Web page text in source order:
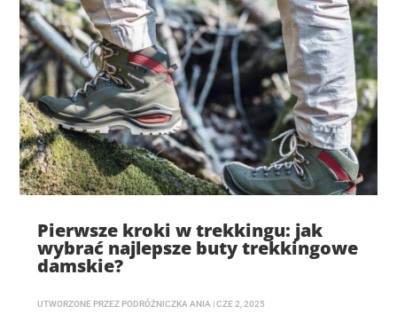
Pierwsze kroki w trekkingu: jak
wybrać najlepsze buty trekkingowe
damskie?
UTWORZONE PRZEZ PODRÓŻNICZKA ANIA |CZE 2, 2025